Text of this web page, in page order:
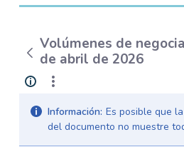
Volúmenes de
de abril de 2026
Información: Es posible que
del documento no muestre